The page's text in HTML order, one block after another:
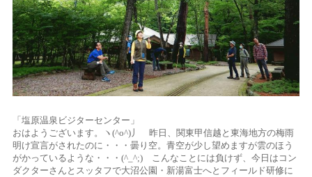
「塩原温泉ビジターセンター」
おはようございます。ヽ(^o^)丿 昨日、関東甲信越と東海地方の梅雨
明け宣言がされたのに・・・曇り空。青空が少し望めますが雲のほう
がかっているような・・・(^_^;) こんなことには負けず、今日はコン
ダクターさんとスッタフで大沼公園・新湯富士へとフィールド研修に